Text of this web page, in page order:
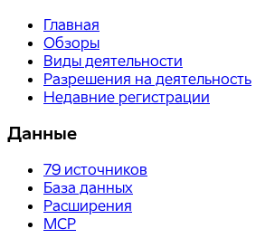
Главная
Обзоры
Виды деятельности
Разрешения на деятельность
Недавние регистрации
Данные
79 источников
База данных
Расширения
MCP